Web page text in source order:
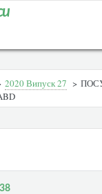
2020 Випуск 27 >